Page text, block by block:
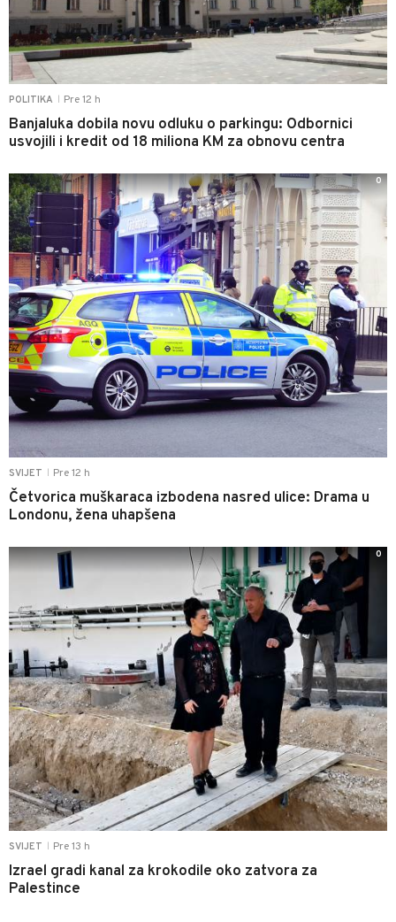
POLITIKA Pre 12 h
Banjaluka dobila novu odluku o parkingu: Odbornici
usvojili i kredit od 18 miliona KM za obnovu centra
SVIJET Pre 12 h
Četvorica muškaraca izbodena nasred ulice: Drama u
Londonu, žena uhapšena
0
SVIJET Pre 13 h
Izrael gradi kanal za krokodile oko zatvora za
Palestince
0